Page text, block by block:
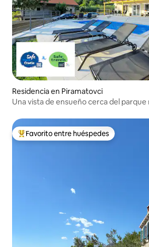
Residencia en Piramatovci
Una vista de ensueño cerca del parque
De los mejores en Favorito entre
Favorito entre huéspedes